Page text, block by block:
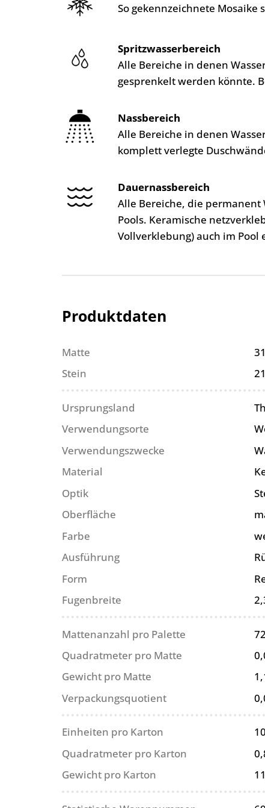
So gekennzeichnete
Spritzwasserbereich
Alle Bereiche in denen
gesprenkelt werden könnte.
Nassbereich
Alle Bereiche in denen
komplett verlegte
Dauernassbereich
Alle Bereiche, die permanent
Pools. Keramische
Vollverklebung) auch im Pool
Produktdaten
Matte
Stein
Ursprungsland
Verwendungsorte
Verwendungszwecke
Material
Optik
Oberfläche
Farbe
Ausführung
Form
Fugenbreite
Mattenanzahl pro Palette
Quadratmeter pro Matte
Gewicht pro Matte
Verpackungsquotient
Einheiten pro Karton
10
Quadratmeter pro Karton
Gewicht pro Karton